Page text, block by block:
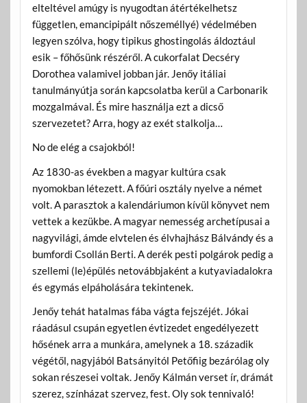
elteltével amúgy is nyugodtan átértékelhetsz
független, emancipipált nőszeméllyé) védelmében
legyen szólva, hogy tipikus ghostingolás áldoztául
esik – főhősünk részéről. A cukorfalat Decséry
Dorothea valamivel jobban jár. Jenőy itáliai
tanulmányútja során kapcsolatba kerül a Carbonarik
mozgalmával. És mire használja ezt a dicső
szervezetet? Arra, hogy az exét stalkolja…
No de elég a csajokból!
Az 1830-as években a magyar kultúra csak
nyomokban létezett. A főúri osztály nyelve a német
volt. A parasztok a kalendáriumon kívül könyvet nem
vettek a kezükbe. A magyar nemesség archetípusai a
nagyvilági, ámde elvtelen és élvhajhász Bálvándy és a
bumfordi Csollán Berti. A derék pesti polgárok pedig a
szellemi (le)épülés netovábbjaként a kutyaviadalokra
és egymás elpáholására tekintenek.
Jenőy tehát hatalmas fába vágta fejszéjét. Jókai
ráadásul csupán egyetlen évtizedet engedélyezett
hősének arra a munkára, amelynek a 18. századik
végétől, nagyjából Batsányitól Petőfiig bezárólag oly
sokan részesei voltak. Jenőy Kálmán verset ír, drámát
szerez, színházat szervez, fest. Oly sok tennivaló!